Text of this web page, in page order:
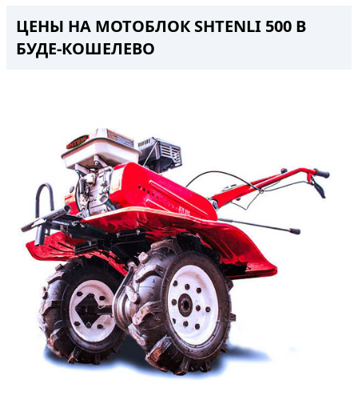
ЦЕНЫ НА МОТОБЛОК SHTENLI 500 В
БУДЕ-КОШЕЛЕВО